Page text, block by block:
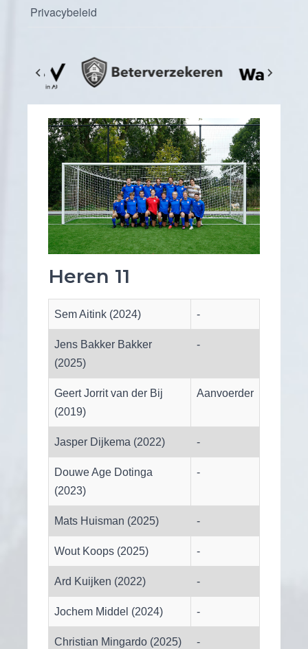
Privacybeleid
Heren 11
Sem Aitink (2024) -
Jens Bakker Bakker
(2025)
-
Geert Jorrit van der Bij
(2019)
Aanvoerder
Jasper Dijkema (2022) -
Douwe Age Dotinga
(2023)
-
Mats Huisman (2025) -
Wout Koops (2025) -
Ard Kuijken (2022) -
Jochem Middel (2024) -
Christian Mingardo (2025) -